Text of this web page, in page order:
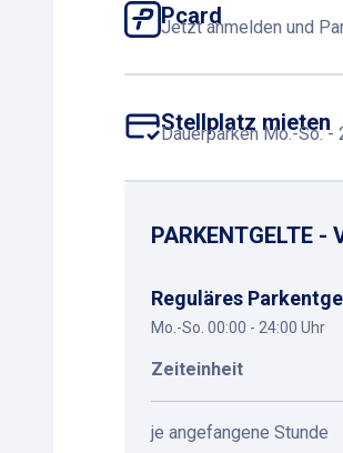
Pcard
Jetzt anmelden und
Stellplatz mieten
Dauerparken Mo.-So. -
PARKENTGELTE -
Reguläres
Mo.-So. 00:00 - 24:00 Uhr
Zeiteinheit
je angefangene Stunde